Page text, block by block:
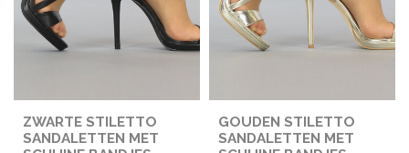
ZWARTE STILETTO
SANDALETTEN MET
GOUDEN STILETTO
SANDALETTEN MET